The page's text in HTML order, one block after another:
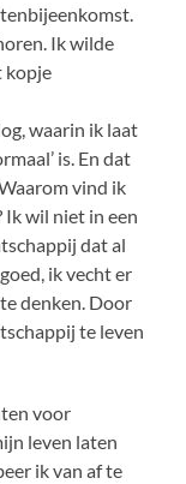
Ik wilde
kopje
waarin ik laat
is. En dat
vind ik
wil niet in een
dat al
ik vecht er
denken. Door
te leven
voor
leven laten
ik van af te